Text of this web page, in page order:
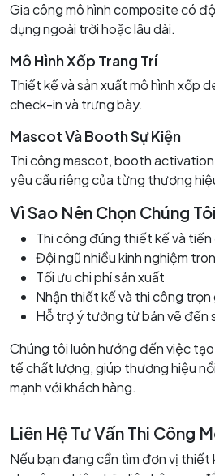
Gia công mô hình composite có
dụng ngoài trời hoặc lâu dài.
Mô Hình Xốp Trang Trí
Thiết kế và sản xuất mô hình xốp
check-in và trưng bày.
Mascot Và Booth Sự Kiện
Thi công mascot, booth
yêu cầu riêng của từng thương
Vì Sao Nên Chọn Chúng
Thi công đúng thiết kế và
Đội ngũ nhiều kinh nghiệm
Tối ưu chi phí sản xuất
Nhận thiết kế và thi công trọn
Hỗ trợ ý tưởng từ bản vẽ đến
Chúng tôi luôn hướng đến việc
tế chất lượng, giúp thương hiệu
mạnh với khách hàng.
Liên Hệ Tư Vấn Thi Công
Nếu bạn đang cần tìm đơn vị thiết